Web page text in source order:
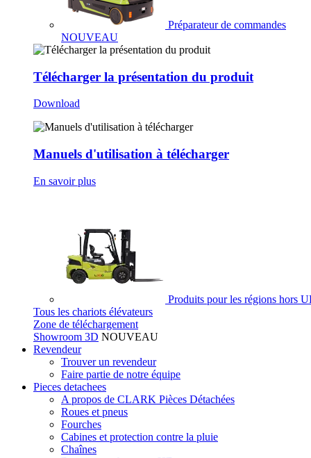
Préparateur de commandes
NOUVEAU
Télécharger la présentation du produit
Download
Manuels d'utilisation à télécharger
En savoir plus
Produits pour les régions hors
Tous les chariots élévateurs
Zone de téléchargement
Showroom 3D NOUVEAU
Revendeur
Trouver un revendeur
Faire partie de notre équipe
Pieces detachees
A propos de CLARK Pièces Détachées
Roues et pneus
Fourches
Cabines et protection contre la pluie
Chaînes